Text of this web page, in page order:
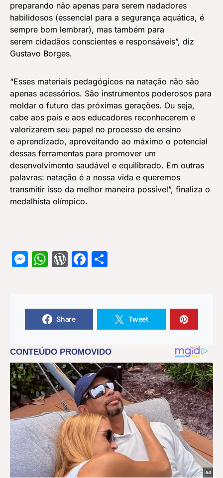
preparando não apenas para serem nadadores
habilidosos (essencial para a segurança aquática, é
sempre bom lembrar), mas também para
serem cidadãos conscientes e responsáveis”, diz
Gustavo Borges.
“Esses materiais pedagógicos na natação não são
apenas acessórios. São instrumentos poderosos para
moldar o futuro das próximas gerações. Ou seja,
cabe aos pais e aos educadores reconhecerem e
valorizarem seu papel no processo de ensino
e aprendizado, aproveitando ao máximo o potencial
dessas ferramentas para promover um
desenvolvimento saudável e equilibrado. Em outras
palavras: natação é a nossa vida e queremos
transmitir isso da melhor maneira possível”, finaliza o
medalhista olímpico.
Messenger
WhatsApp
WordPress
Facebook
Share Tweet